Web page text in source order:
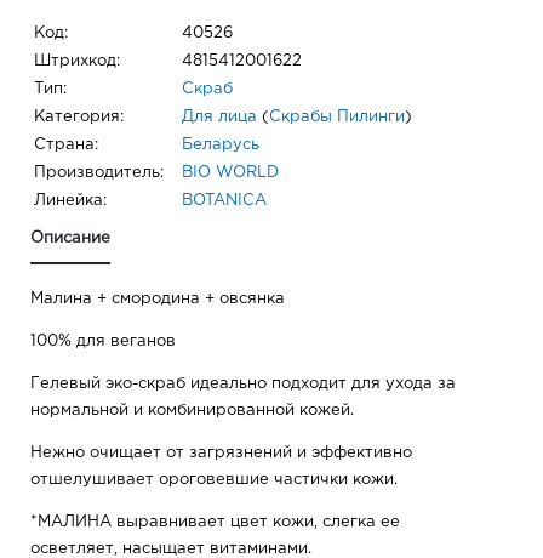
Код: 40526
Штрихкод: 4815412001622
Тип: Скраб
Категория: Для лица ( Скрабы Пилинги )
Страна: Беларусь
Производитель: BIO WORLD
Линейка: BOTANICA
Описание
Малина + смородина + овсянка
100% для веганов
Гелевый эко-скраб идеально подходит для ухода за
нормальной и комбинированной кожей.
Нежно очищает от загрязнений и эффективно
отшелушивает ороговевшие частички кожи.
*МАЛИНА выравнивает цвет кожи, слегка ее
осветляет, насыщает витаминами.